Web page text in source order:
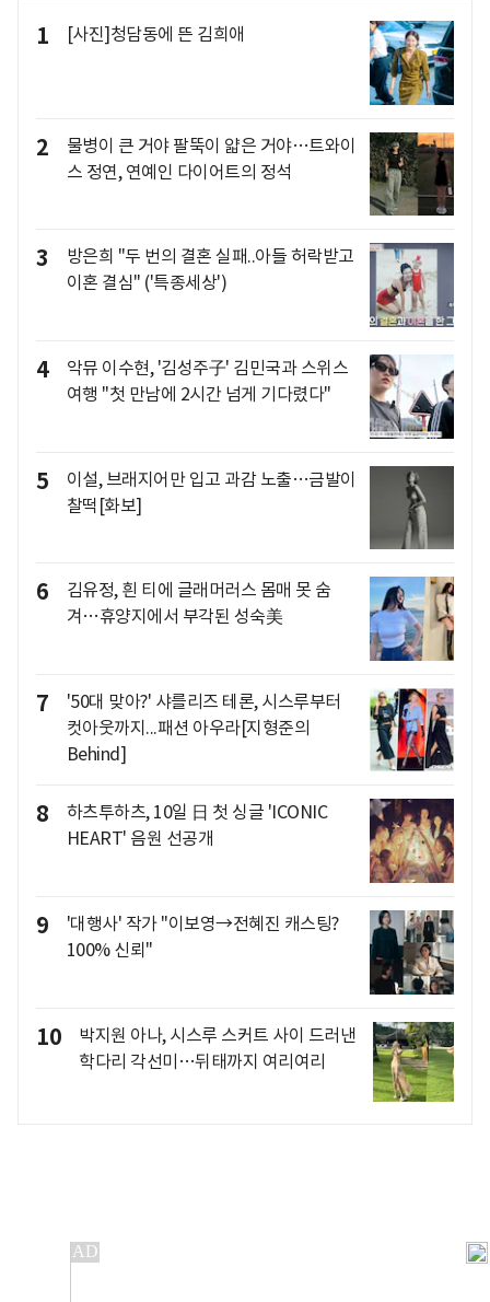
1 [사진]청담동에 뜬 김희애
2
물병이 큰 거야 팔뚝이 얇은 거야…트와이
스 정연, 연예인 다이어트의 정석
3
방은희 "두 번의 결혼 실패..아들 허락받고
이혼 결심" ('특종세상')
4
악뮤 이수현, '김성주子' 김민국과 스위스
여행 "첫 만남에 2시간 넘게 기다렸다"
5
이설, 브래지어만 입고 과감 노출…금발이
찰떡[화보]
6
김유정, 흰 티에 글래머러스 몸매 못 숨
겨…휴양지에서 부각된 성숙美
7
'50대 맞아?' 샤를리즈 테론, 시스루부터
컷아웃까지...패션 아우라[지형준의
Behind]
8
하츠투하츠, 10일 日 첫 싱글 'ICONIC
HEART' 음원 선공개
9
'대행사' 작가 "이보영→전혜진 캐스팅?
100% 신뢰"
10
박지원 아나, 시스루 스커트 사이 드러낸
학다리 각선미…뒤태까지 여리여리